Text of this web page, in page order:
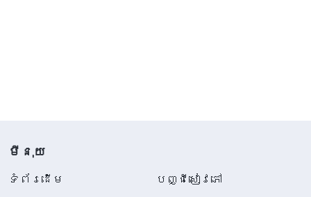
មីនុយ
ទំព័រ​ដើម
បញ្ជីសៀវភៅ